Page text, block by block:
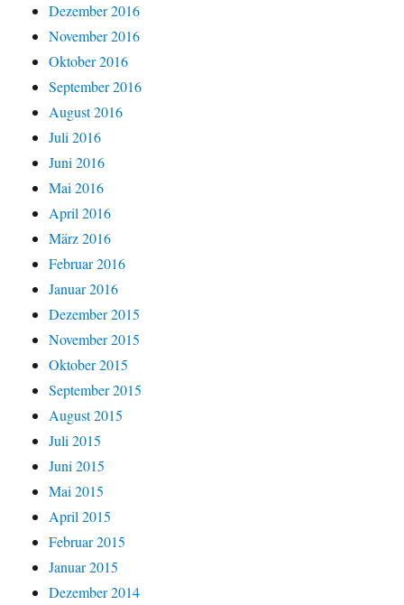
Dezember 2016
November 2016
Oktober 2016
September 2016
August 2016
Juli 2016
Juni 2016
Mai 2016
April 2016
März 2016
Februar 2016
Januar 2016
Dezember 2015
November 2015
Oktober 2015
September 2015
August 2015
Juli 2015
Juni 2015
Mai 2015
April 2015
Februar 2015
Januar 2015
Dezember 2014